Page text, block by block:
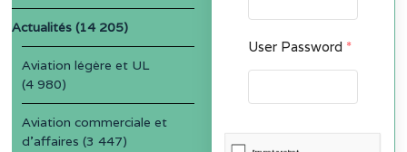
User Password *
Actualités (14 205)
Aviation légère et UL
(4 980)
Aviation commerciale et
d'affaires (3 447)